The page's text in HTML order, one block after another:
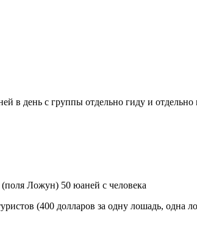
в день с группы отдельно гиду и
(поля Ложун) 50 юаней с человека
(400 долларов за одну лошадь, одна